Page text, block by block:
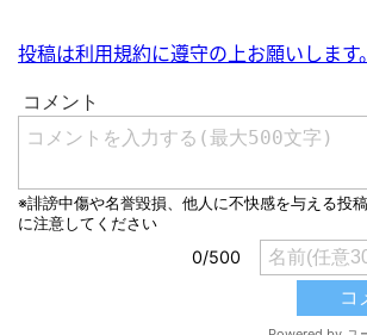
投稿は利用規約に遵守の上お願いします。